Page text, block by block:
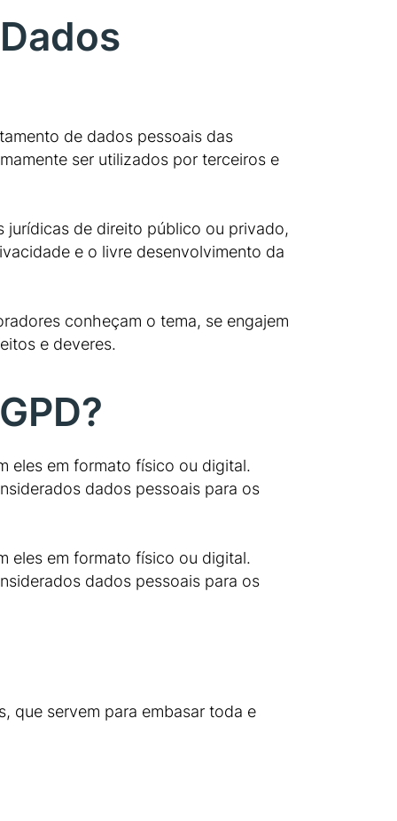
de dados pessoais das
ser utilizados por terceiros e
jurídicas de direito público ou privado,
e o livre desenvolvimento da
conheçam o tema, se engajem
e deveres.
eles em formato físico ou digital.
dados pessoais para os
eles em formato físico ou digital.
dados pessoais para os
que servem para embasar toda e